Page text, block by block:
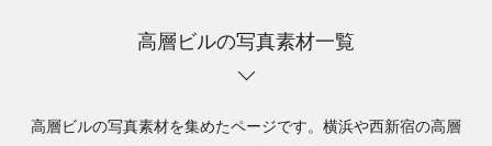
高層ビルの写真素材一覧
高層ビルの写真素材を集めたページです。横浜や西新宿の高層